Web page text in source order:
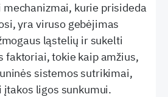
kurie prisideda
yra viruso gebėjimas
ląstelių ir sukelti
faktoriai, tokie kaip amžius,
sistemos sutrikimai,
ligos sunkumui.